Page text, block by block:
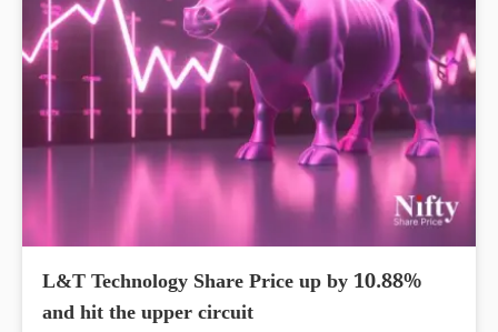
L&T Technology Share Price up by 10.88%
and hit the upper circuit